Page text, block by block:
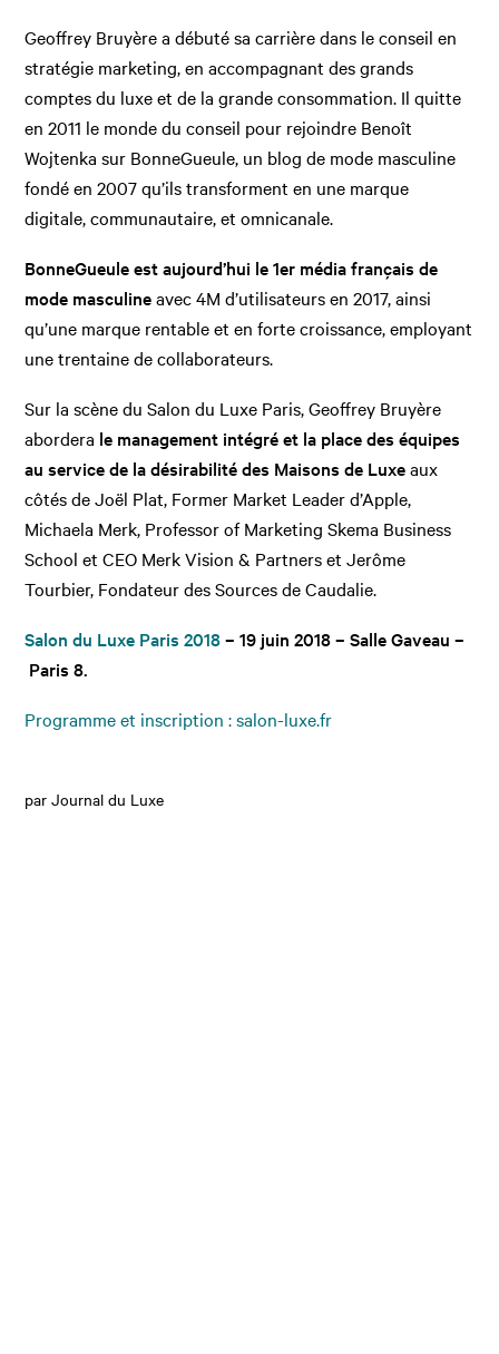
Geoffrey Bruyère a débuté sa carrière dans le conseil en
stratégie marketing, en accompagnant des grands
comptes du luxe et de la grande consommation. Il quitte
en 2011 le monde du conseil pour rejoindre Benoît
Wojtenka sur BonneGueule, un blog de mode masculine
fondé en 2007 qu’ils transforment en une marque
digitale, communautaire, et omnicanale.
BonneGueule est aujourd’hui le 1er média français de
mode masculineavec 4M d’utilisateurs en 2017, ainsi
qu’une marque rentable et en forte croissance, employant
une trentaine de collaborateurs.
Sur la scène du Salon du Luxe Paris, Geoffrey Bruyère
abordera le management intégré et la place des équipes
au service de la désirabilité des Maisons de Luxeaux
côtés de Joël Plat, Former Market Leader d’Apple,
Michaela Merk, Professor of Marketing Skema Business
School et CEO Merk Vision & Partners et Jerôme
Tourbier, Fondateur des Sources de Caudalie.
Salon du Luxe Paris 2018– 19 juin 2018 – Salle Gaveau –
Paris 8.
Programme et inscription : salon-luxe.fr
par Journal du Luxe